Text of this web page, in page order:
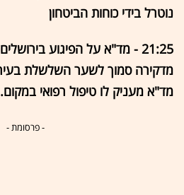
נוטרל בידי כוחות הביטחון
מדקירה סמוך לשער השלשלת
מד"א מעניק לו טיפול רפואי
- פרסומת -